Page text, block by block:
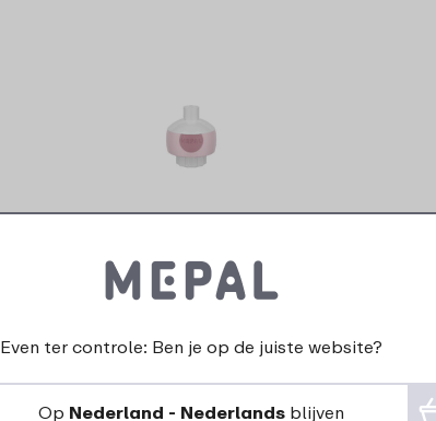
Campus compleet -
Fairy Wonders
Bekijk Bestel Bekijk
Even ter controle: Ben je op de juiste website?
Op Nederland - Nederlands blijven